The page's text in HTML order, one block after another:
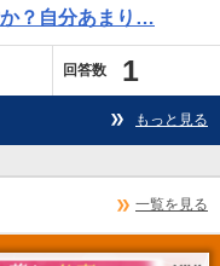
？自分あまり…
回答数 1
もっと見る
一覧を見る